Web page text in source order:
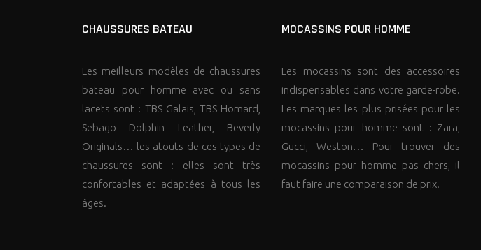
CHAUSSURES BATEAU
Les meilleurs modèles de chaussures
bateau pour homme avec ou sans
lacets sont : TBS Galais, TBS Homard,
Sebago Dolphin Leather, Beverly
Originals… les atouts de ces types de
chaussures sont : elles sont très
confortables et adaptées à tous les
âges.
MOCASSINS POUR HOMME
Les mocassins sont des accessoires
indispensables dans votre garde-robe.
Les marques les plus prisées pour les
mocassins pour homme sont : Zara,
Gucci, Weston… Pour trouver des
mocassins pour homme pas chers, il
faut faire une comparaison de prix.